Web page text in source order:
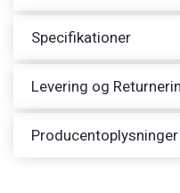
Specifikationer
Levering og
Producentoplysninger